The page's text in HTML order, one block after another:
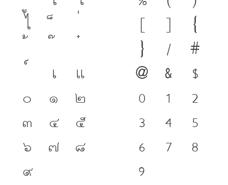
ไ
เ
แ
๐
๑
๒
๓
๔
๕
๖
๗ ๘
๙
[
]
{
}
/
#
@ &
$
0
1
2
3
4
5
6
7
8
9